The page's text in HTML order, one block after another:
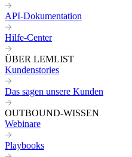
API-Dokumentation
Hilfe-Center
ÜBER LEMLIST
Kundenstories
Das sagen unsere Kunden
OUTBOUND-WISSEN
Webinare
Playbooks